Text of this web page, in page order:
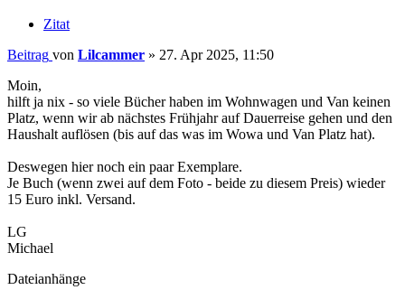
Zitat
Beitrag von Lilcammer » 27. Apr 2025, 11:50
Moin,
hilft ja nix - so viele Bücher haben im Wohnwagen und Van keinen
Platz, wenn wir ab nächstes Frühjahr auf Dauerreise gehen und den
Haushalt auflösen (bis auf das was im Wowa und Van Platz hat).
Deswegen hier noch ein paar Exemplare.
Je Buch (wenn zwei auf dem Foto - beide zu diesem Preis) wieder
15 Euro inkl. Versand.
LG
Michael
Dateianhänge